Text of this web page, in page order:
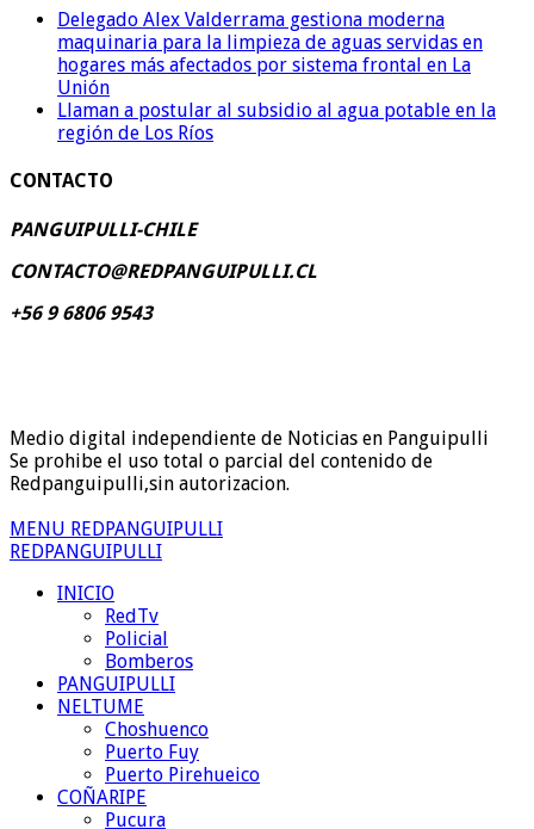
Delegado Alex Valderrama gestiona moderna
maquinaria para la limpieza de aguas servidas en
hogares más afectados por sistema frontal en La
Unión
Llaman a postular al subsidio al agua potable en la
región de Los Ríos
CONTACTO
PANGUIPULLI-CHILE
CONTACTO@REDPANGUIPULLI.CL
+56 9 6806 9543
Medio digital independiente de Noticias en Panguipulli
Se prohibe el uso total o parcial del contenido de
Redpanguipulli,sin autorizacion.
MENU REDPANGUIPULLI
REDPANGUIPULLI
INICIO
RedTv
Policial
Bomberos
PANGUIPULLI
NELTUME
Choshuenco
Puerto Fuy
Puerto Pirehueico
COÑARIPE
Pucura